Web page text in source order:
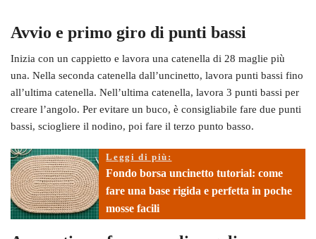
Avvio e primo giro di punti bassi
Inizia con un cappietto e lavora una catenella di 28 maglie più
una. Nella seconda catenella dall’uncinetto, lavora punti bassi fino
all’ultima catenella. Nell’ultima catenella, lavora 3 punti bassi per
creare l’angolo. Per evitare un buco, è consigliabile fare due punti
bassi, sciogliere il nodino, poi fare il terzo punto basso.
Leggi di più:
Fondo borsa uncinetto tutorial: come
fare una base rigida e perfetta in poche
mosse facili